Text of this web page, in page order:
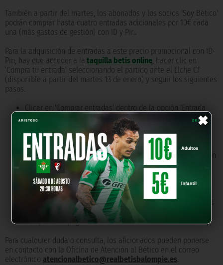
×
También a partir del martes, los abonados y los socios 'Soy Bético'
podrán comprar hasta cuatro entradas adicionales por 10€ cada
una (más gastos de gestión) con ID y Pin.
Para la adquisición de entradas a este precio promocional con ID-
Pin, hay que acceder a la taquilla betis online, hacer clic en
'Compra tu entrada' seleccionando el partido ante el Elche CF
(disponible a partir del martes 13 de enero) y seguir los siguientes
pasos.
Clicar en 'Comprar entradas' dentro de la opción 'Entrada
General'.
Indicar la zona y asiento del Estadio deseados, marcar el
número de entradas y hacer clic en 'Añadir'.
En la siguiente pantalla, pulsar en la opción '¿Tienes un
código promocional? Si eres Socio, introduce tu ID y Pin con
el formato ID-Pin'.
Introducir el ID-Pin (por ejemplo, 134534-1234) y 'Aplicar'.
Acto seguido, aparecerá el precio con el descuento
aplicado.
Rellenar los datos requeridos, aceptar los términos legales
Completar el pago.
Para cualquier duda o consulta, los aficionados pueden ponerse
en contacto con la Oficina de Atención al Bético en el correo
electrónico atencionalbetico@realbetisbalompie.es.